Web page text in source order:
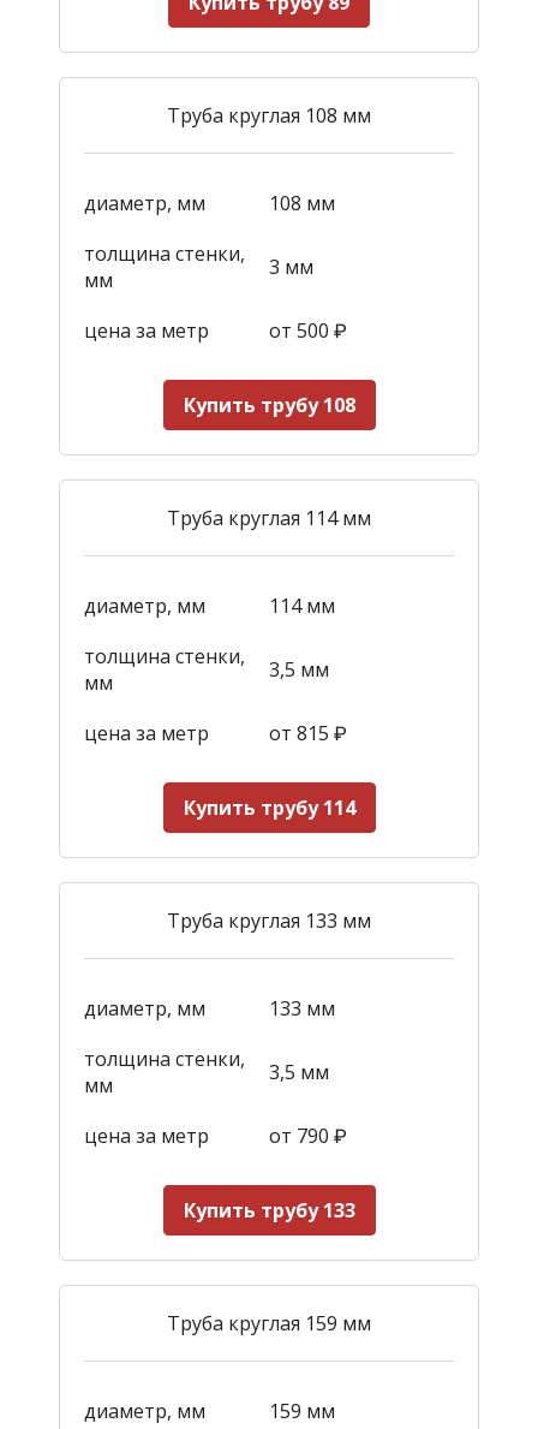
Труба круглая 108 мм
диаметр, мм
108 мм
толщина стенки,
мм
3 мм
цена за метр от 500 ₽
Купить трубу 108
Труба круглая 114 мм
диаметр, мм
114 мм
толщина стенки,
мм
3,5 мм
цена за метр от 815 ₽
Купить трубу 114
Труба круглая 133 мм
диаметр, мм
133 мм
толщина стенки,
мм
3,5 мм
цена за метр от 790 ₽
Купить трубу 133
Труба круглая 159 мм
диаметр, мм
159 мм